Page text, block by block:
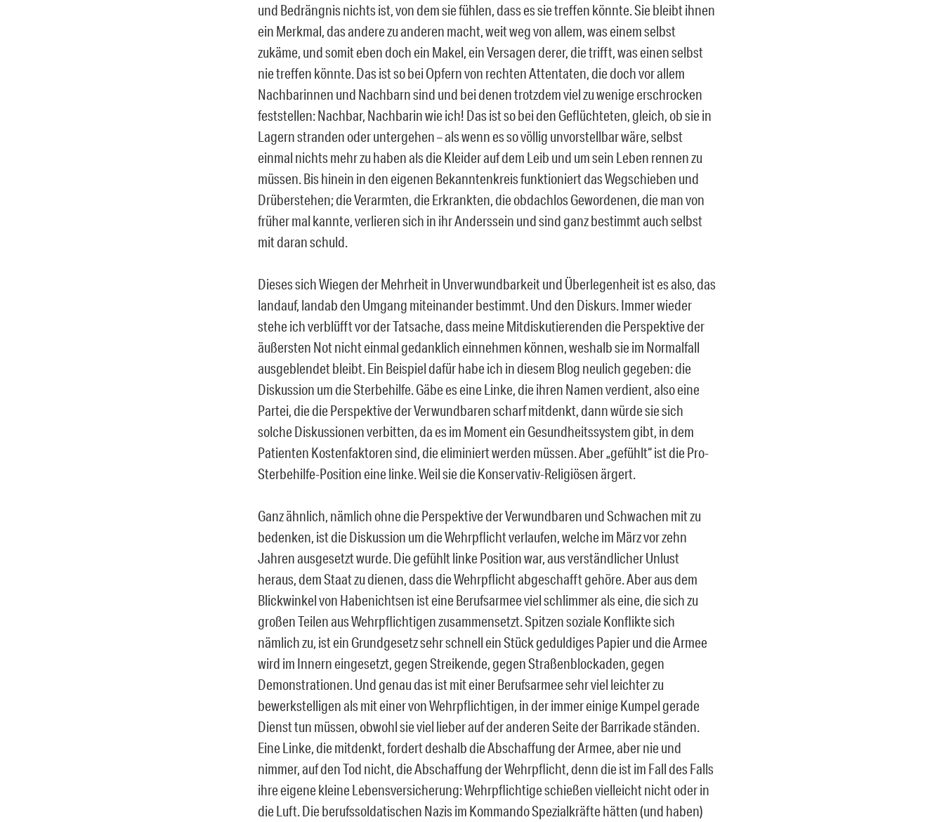
und Bedrängnis nichts ist, von dem sie fühlen, dass es sie treffen könnte. Sie bleibt ihnen
ein Merkmal, das andere zu anderen macht, weit weg von allem, was einem selbst
zukäme, und somit eben doch ein Makel, ein Versagen derer, die trifft, was einen selbst
nie treffen könnte. Das ist so bei Opfern von rechten Attentaten, die doch vor allem
Nachbarinnen und Nachbarn sind und bei denen trotzdem viel zu wenige erschrocken
feststellen: Nachbar, Nachbarin wie ich! Das ist so bei den Geflüchteten, gleich, ob sie in
Lagern stranden oder untergehen – als wenn es so völlig unvorstellbar wäre, selbst
einmal nichts mehr zu haben als die Kleider auf dem Leib und um sein Leben rennen zu
müssen. Bis hinein in den eigenen Bekanntenkreis funktioniert das Wegschieben und
Drüberstehen; die Verarmten, die Erkrankten, die obdachlos Gewordenen, die man von
früher mal kannte, verlieren sich in ihr Anderssein und sind ganz bestimmt auch selbst
mit daran schuld.
Dieses sich Wiegen der Mehrheit in Unverwundbarkeit und Überlegenheit ist es also, das
landauf, landab den Umgang miteinander bestimmt. Und den Diskurs. Immer wieder
stehe ich verblüfft vor der Tatsache, dass meine Mitdiskutierenden die Perspektive der
äußersten Not nicht einmal gedanklich einnehmen können, weshalb sie im Normalfall
ausgeblendet bleibt. Ein Beispiel dafür habe ich in diesem Blog neulich gegeben: die
Diskussion um die Sterbehilfe. Gäbe es eine Linke, die ihren Namen verdient, also eine
Partei, die die Perspektive der Verwundbaren scharf mitdenkt, dann würde sie sich
solche Diskussionen verbitten, da es im Moment ein Gesundheitssystem gibt, in dem
Patienten Kostenfaktoren sind, die eliminiert werden müssen. Aber „gefühlt“ ist die Pro-
Sterbehilfe-Position eine linke. Weil sie die Konservativ-Religiösen ärgert.
Ganz ähnlich, nämlich ohne die Perspektive der Verwundbaren und Schwachen mit zu
bedenken, ist die Diskussion um die Wehrpflicht verlaufen, welche im März vor zehn
Jahren ausgesetzt wurde. Die gefühlt linke Position war, aus verständlicher Unlust
heraus, dem Staat zu dienen, dass die Wehrpflicht abgeschafft gehöre. Aber aus dem
Blickwinkel von Habenichtsen ist eine Berufsarmee viel schlimmer als eine, die sich zu
großen Teilen aus Wehrpflichtigen zusammensetzt. Spitzen soziale Konflikte sich
nämlich zu, ist ein Grundgesetz sehr schnell ein Stück geduldiges Papier und die Armee
wird im Innern eingesetzt, gegen Streikende, gegen Straßenblockaden, gegen
Demonstrationen. Und genau das ist mit einer Berufsarmee sehr viel leichter zu
bewerkstelligen als mit einer von Wehrpflichtigen, in der immer einige Kumpel gerade
Dienst tun müssen, obwohl sie viel lieber auf der anderen Seite der Barrikade ständen.
Eine Linke, die mitdenkt, fordert deshalb die Abschaffung der Armee, aber nie und
nimmer, auf den Tod nicht, die Abschaffung der Wehrpflicht, denn die ist im Fall des Falls
ihre eigene kleine Lebensversicherung: Wehrpflichtige schießen vielleicht nicht oder in
die Luft. Die berufssoldatischen Nazis im Kommando Spezialkräfte hätten (und haben)